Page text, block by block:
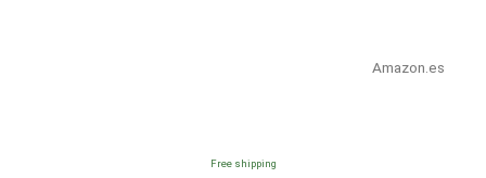
Amazon.es
Free shipping